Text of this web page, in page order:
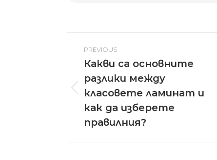
Post
navigation
PREVIOUS
Previous
Какви са основните
разлики между
класовете ламинат и
как да изберете
правилния?